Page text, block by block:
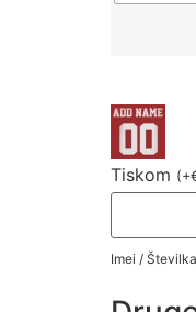
Tiskom (+
Imei / Številka